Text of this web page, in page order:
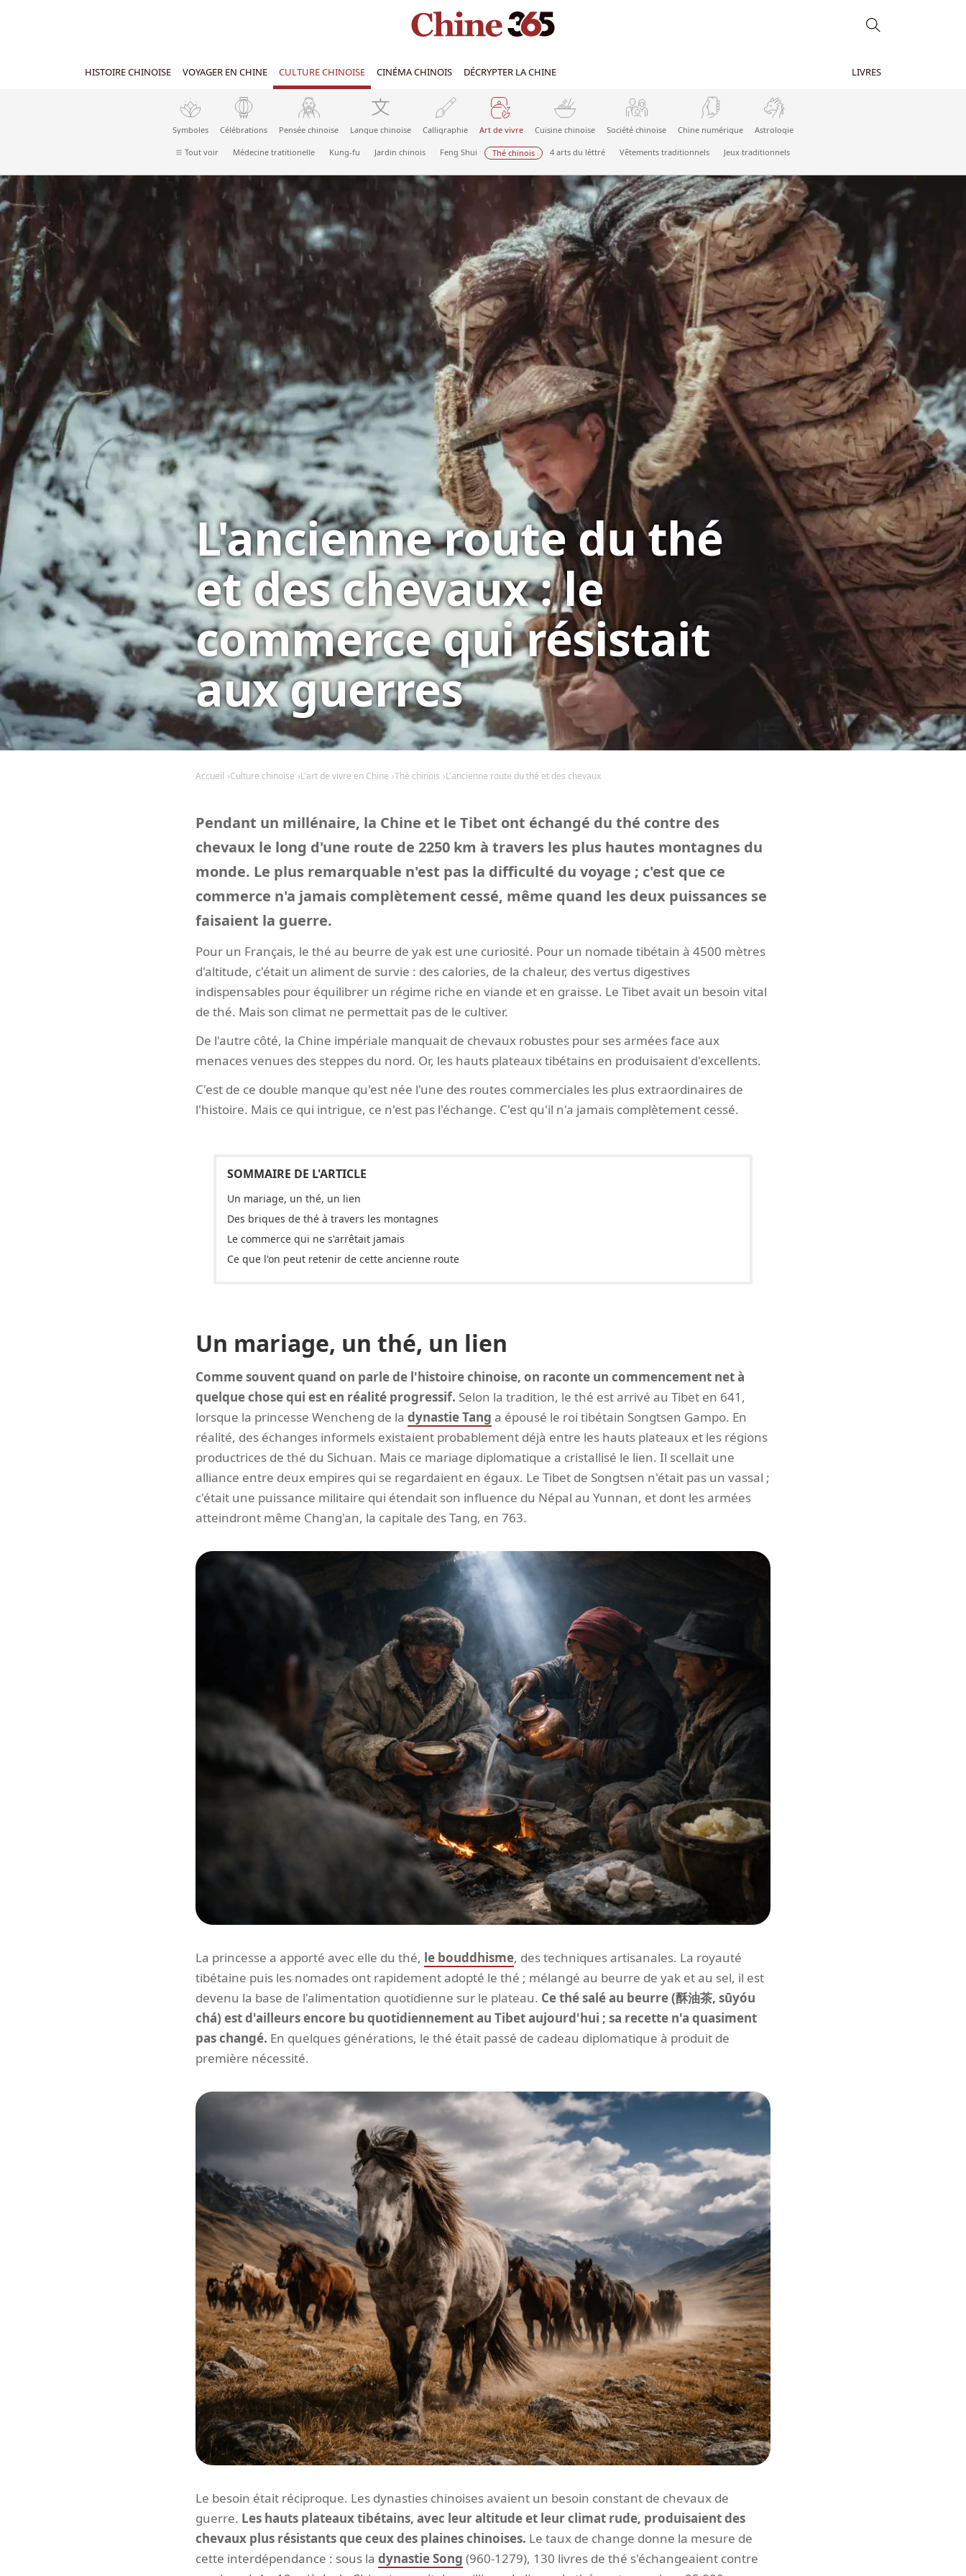
HISTOIRE CHINOISE VOYAGER EN CHINE CULTURE CHINOISE CINÉMA CHINOIS DÉCRYPTER LA CHINE LIVRES
Symboles Célébrations Pensée chinoise Langue chinoise Calligraphie Art de vivre Cuisine chinoise Société chinoise Chine numérique Astrologie
Tout voir Médecine tratitionelle Kung-fu Jardin chinois Feng Shui Thé chinois 4 arts du léttré Vêtements traditionnels Jeux traditionnels
L'ancienne route du thé
et des chevaux : le
commerce qui résistait
aux guerres
Accueil Culture chinoise L'art de vivre en Chine Thé chinois L'ancienne route du thé et des chevaux
Pendant un millénaire, la Chine et le Tibet ont échangé du thé contre des
chevaux le long d'une route de 2250 km à travers les plus hautes montagnes du
monde. Le plus remarquable n'est pas la difficulté du voyage ; c'est que ce
commerce n'a jamais complètement cessé, même quand les deux puissances se
faisaient la guerre.
Pour un Français, le thé au beurre de yak est une curiosité. Pour un nomade tibétain à 4500 mètres
d'altitude, c'était un aliment de survie : des calories, de la chaleur, des vertus digestives
indispensables pour équilibrer un régime riche en viande et en graisse. Le Tibet avait un besoin vital
de thé. Mais son climat ne permettait pas de le cultiver.
De l'autre côté, la Chine impériale manquait de chevaux robustes pour ses armées face aux
menaces venues des steppes du nord. Or, les hauts plateaux tibétains en produisaient d'excellents.
C'est de ce double manque qu'est née l'une des routes commerciales les plus extraordinaires de
l'histoire. Mais ce qui intrigue, ce n'est pas l'échange. C'est qu'il n'a jamais complètement cessé.
Un mariage, un thé, un lien
Des briques de thé à travers les montagnes
Le commerce qui ne s'arrêtait jamais
Ce que l'on peut retenir de cette ancienne route
Un mariage, un thé, un lien
Comme souvent quand on parle de l'histoire chinoise, on raconte un commencement net à
quelque chose qui est en réalité progressif. Selon la tradition, le thé est arrivé au Tibet en 641,
lorsque la princesse Wencheng de la dynastie Tang a épousé le roi tibétain Songtsen Gampo. En
réalité, des échanges informels existaient probablement déjà entre les hauts plateaux et les régions
productrices de thé du Sichuan. Mais ce mariage diplomatique a cristallisé le lien. Il scellait une
alliance entre deux empires qui se regardaient en égaux. Le Tibet de Songtsen n'était pas un vassal ;
c'était une puissance militaire qui étendait son influence du Népal au Yunnan, et dont les armées
atteindront même Chang'an, la capitale des Tang, en 763.
La princesse a apporté avec elle du thé, le bouddhisme, des techniques artisanales. La royauté
tibétaine puis les nomades ont rapidement adopté le thé ; mélangé au beurre de yak et au sel, il est
devenu la base de l'alimentation quotidienne sur le plateau. Ce thé salé au beurre (酥油茶, sūyóu
chá) est d'ailleurs encore bu quotidiennement au Tibet aujourd'hui ; sa recette n'a quasiment
pas changé. En quelques générations, le thé était passé de cadeau diplomatique à produit de
première nécessité.
Le besoin était réciproque. Les dynasties chinoises avaient un besoin constant de chevaux de
guerre. Les hauts plateaux tibétains, avec leur altitude et leur climat rude, produisaient des
chevaux plus résistants que ceux des plaines chinoises. Le taux de change donne la mesure de
cette interdépendance : sous la dynastie Song (960-1279), 130 livres de thé s'échangeaient contre